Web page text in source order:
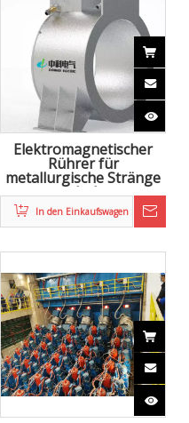
Elektromagnetischer
Rührer für
metallurgische Stränge
mit hoher
Magnetfeldstärke (S-
EMS) für
(CCM)
In den Einkaufswagen